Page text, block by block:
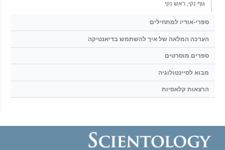
גוף נקי, ראש נקי
ספרי-אודיו למתחילים
הערכה המלאה של איך להשתמש בדיאנטיקה
ספרים מוסרטים
מבוא לסיינטולוגיה
הרצאות קלאסיות